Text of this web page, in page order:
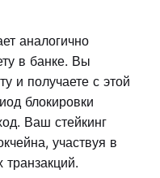
аналогично
в банке. Вы
и получаете с этой
блокировки
Ваш стейкинг
участвуя в
транзакций.